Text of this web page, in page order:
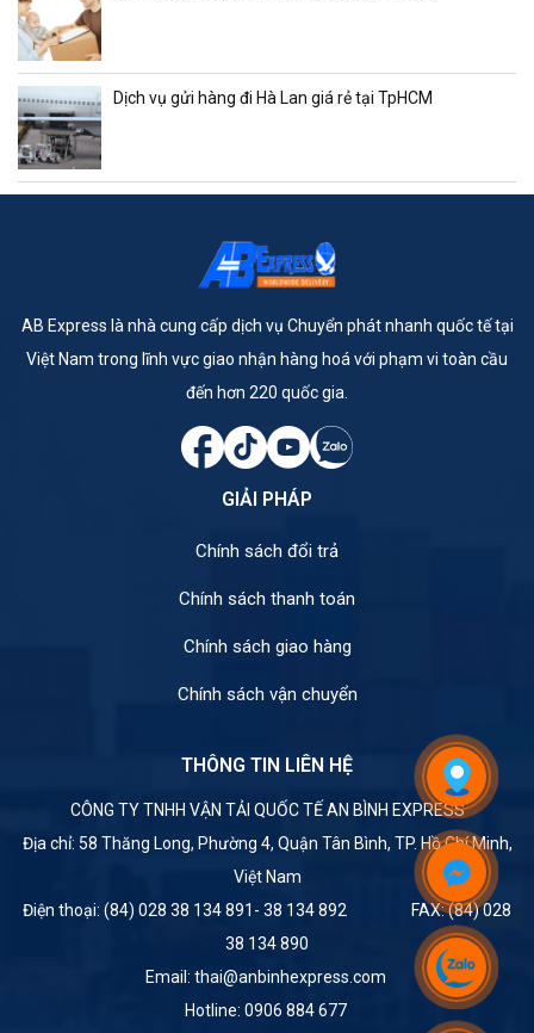
Dịch vụ gửi hàng đi Hà Lan giá rẻ tại TpHCM
AB Express là nhà cung cấp dịch vụ Chuyển phát nhanh quốc tế tại
Việt Nam trong lĩnh vực giao nhận hàng hoá với phạm vi toàn cầu
đến hơn 220 quốc gia.
GIẢI PHÁP
Chính sách đổi trả
Chính sách thanh toán
Chính sách giao hàng
Chính sách vận chuyển
THÔNG TIN LIÊN HỆ
CÔNG TY TNHH VẬN TẢI QUỐC TẾ AN BÌNH EXPRESS
Địa chỉ: 58 Thăng Long, Phường 4, Quận Tân Bình, TP. Hồ Chí Minh,
Việt Nam
Điện thoại: (84) 028 38 134 891- 38 134 892 FAX: (84) 028
38 134 890
Email: thai@anbinhexpress.com
Hotline: 0906 884 677